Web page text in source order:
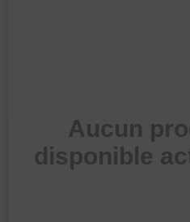
Aucun
disponible